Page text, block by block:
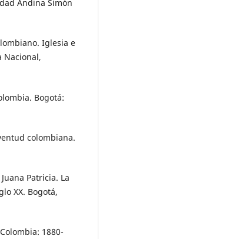
Andina Simón
Iglesia e
Nacional,
Bogotá:
colombiana.
Juana Patricia. La
XX. Bogotá,
1880-